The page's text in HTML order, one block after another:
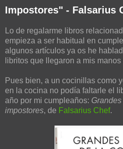
Impostores" - Falsarius
Lo de regalarme libros
empieza a ser habitual en
algunos artículos ya os he
libritos que llegaron a mis manos
Pues bien, a un cocinillas como
en la cocina no podía faltarle el
año por mi cumpleaños:
impostores, de Falsarius Chef.